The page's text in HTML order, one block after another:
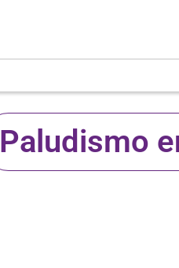
Paludismo